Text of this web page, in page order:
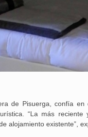
de Pisuerga, confía
“La más
alojamiento existente”,